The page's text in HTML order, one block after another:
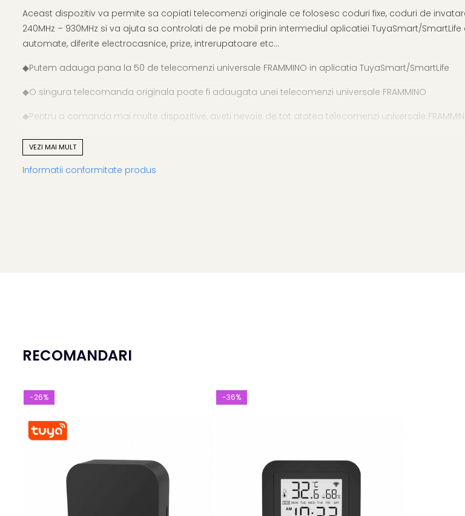
Aceast dispozitiv va permite sa copiati telecomenzi originale ce folosesc coduri fixe, coduri de
240MHz – 930MHz si va ajuta sa controlati de pe mobil prin intermediul aplicatiei TuyaSmart/
automate, diferite electrocasnice, prize, intrerupatoare etc…
◆Putem adauga pana la 50 de telecomenzi universale FRAMMINO in aplicatia TuyaSmart/SmartLife
◆O singura telecomanda originala poate fi adaugata unei telecomenzi universale FRAMMINO
◆Pentru a comanda mai multe dispozitive, aveti nevoie de tot atatea telecomenzi universale
Pentru telecomenzi cu coduri rulante va rugam sa verificati compatibilitatea in tabelul de mai
VEZI MAI MULT
Informatii conformitate produs
RECOMANDARI
-26% -36%